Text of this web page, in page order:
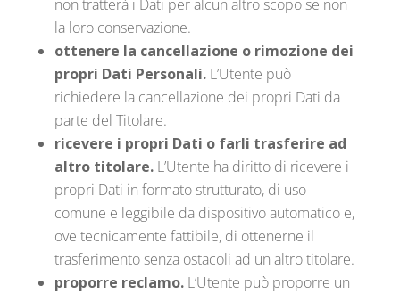
non tratterà i Dati per alcun altro scopo se non
la loro conservazione.
ottenere la cancellazione o rimozione dei
propri Dati Personali.L’Utente può
richiedere la cancellazione dei propri Dati da
parte del Titolare.
ricevere i propri Dati o farli trasferire ad
altro titolare.L’Utente ha diritto di ricevere i
propri Dati in formato strutturato, di uso
comune e leggibile da dispositivo automatico e,
ove tecnicamente fattibile, di ottenerne il
trasferimento senza ostacoli ad un altro titolare.
proporre reclamo.L’Utente può proporre un